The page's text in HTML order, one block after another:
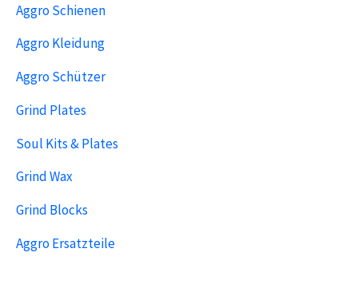
Aggro Schienen
Aggro Kleidung
Aggro Schützer
Grind Plates
Soul Kits & Plates
Grind Wax
Grind Blocks
Aggro Ersatzteile